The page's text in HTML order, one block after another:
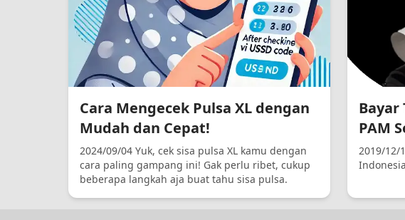
Cara Mengecek Pulsa XL dengan
Mudah dan Cepat!
2024/09/04 Yuk, cek sisa pulsa XL kamu dengan
cara paling gampang ini! Gak perlu ribet, cukup
beberapa langkah aja buat tahu sisa pulsa.
Bayar
PAM
2019/12/
Indonesia